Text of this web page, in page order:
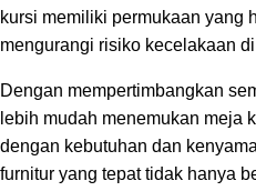
kursi memiliki permukaan yang
mengurangi risiko kecelakaan
Dengan mempertimbangkan
lebih mudah menemukan meja
dengan kebutuhan dan
furnitur yang tepat tidak hanya